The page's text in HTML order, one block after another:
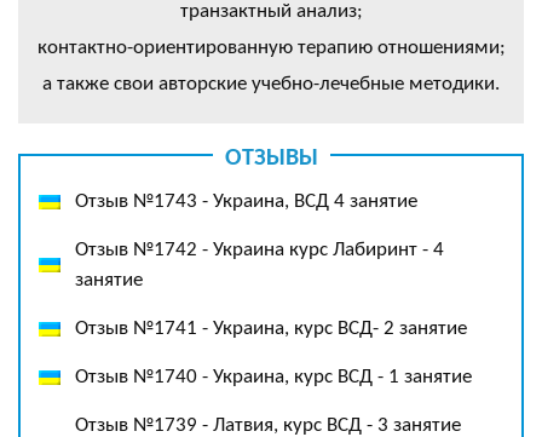
транзактный анализ;
контактно-ориентированную терапию отношениями;
а также свои авторские учебно-лечебные методики.
ОТЗЫВЫ
Отзыв №1743 - Украина, ВСД 4 занятие
Отзыв №1742 - Украина курс Лабиринт - 4
занятие
Отзыв №1741 - Украина, курс ВСД- 2 занятие
Отзыв №1740 - Украина, курс ВСД - 1 занятие
Отзыв №1739 - Латвия, курс ВСД - 3 занятие